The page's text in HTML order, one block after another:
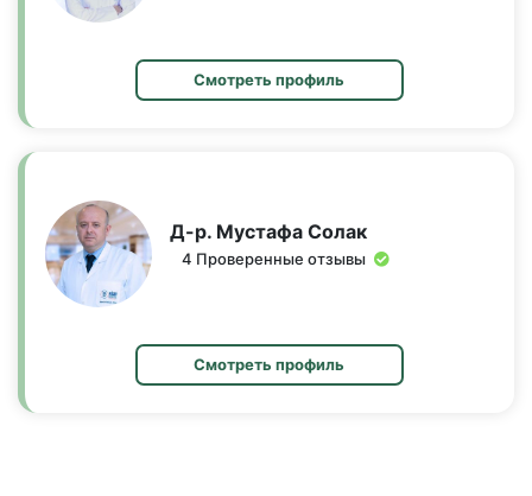
Смотреть профиль
Д-р. Мустафа Солак
4 Проверенные отзывы
Смотреть профиль